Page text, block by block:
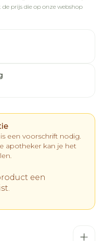
prijs die op onze webshop
een voorschrift nodig.
apotheker kan je het
een